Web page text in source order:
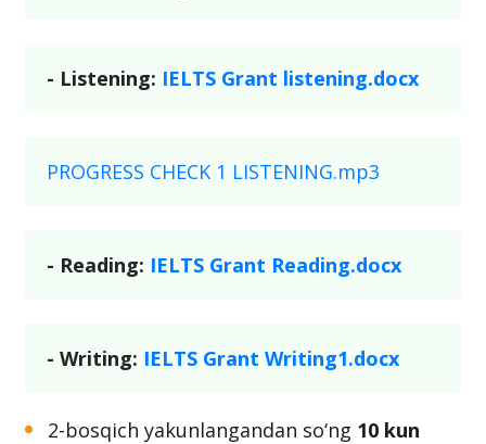
- Listening: IELTS Grant listening.docx
PROGRESS CHECK 1 LISTENING.mp3
- Reading: IELTS Grant Reading.docx
- Writing: IELTS Grant Writing1.docx
2-bosqich yakunlangandan so‘ng 10 kun